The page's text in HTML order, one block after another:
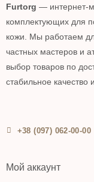
Furtorg — интернет-
комплектующих для
кожи. Мы работаем
частных мастеров и
выбор товаров по
стабильное качество
+38 (097) 062-00-00
Мой аккаунт